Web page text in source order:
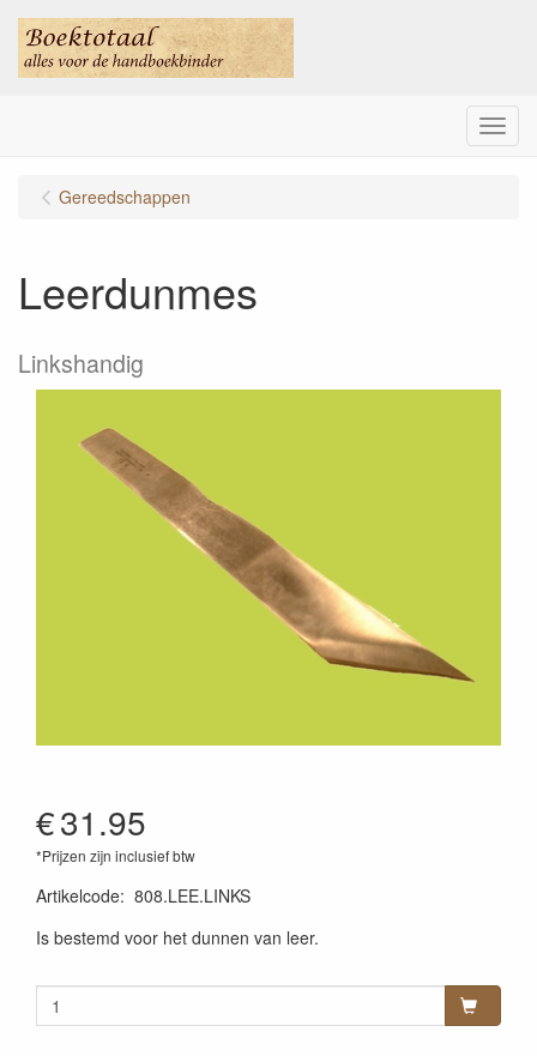
Menu
Gereedschappen
Leerdunmes
Linkshandig
€31.95
*Prijzen zijn inclusief btw
Artikelcode: 808.LEE.LINKS
Is bestemd voor het dunnen van leer.